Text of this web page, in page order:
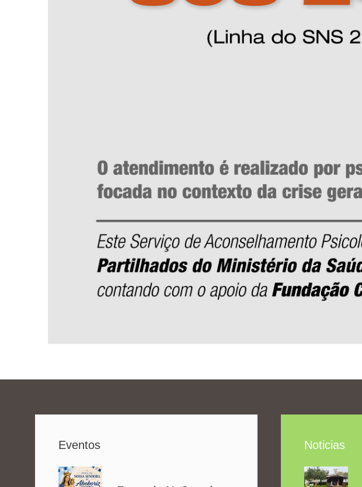
Eventos Noticias